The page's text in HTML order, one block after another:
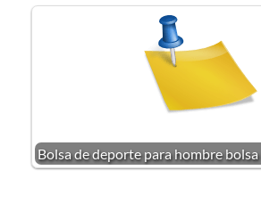
Bolsa de deporte para hombre